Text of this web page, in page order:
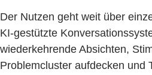
Der Nutzen geht weit über
KI-gestützte
wiederkehrende Absichten,
Problemcluster aufdecken und